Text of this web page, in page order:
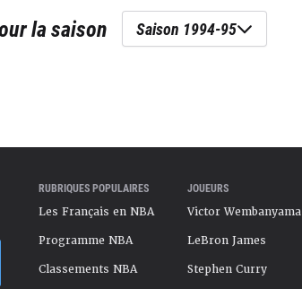
la saison Saison 1994-95
RUBRIQUES POPULAIRES
Les Français en NBA
Programme NBA
Classements NBA
JOUEURS
Victor Wembanyama
LeBron James
Stephen Curry